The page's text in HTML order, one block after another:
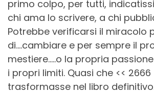
primo colpo, per tutti,
chi ama lo scrivere, a chi
Potrebbe verificarsi il miracolo
di….cambiare e per sempre il
mestiere…..o la propria
i propri limiti. Quasi che << 2666
trasformasse nel libro